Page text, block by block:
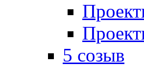
5 созыв